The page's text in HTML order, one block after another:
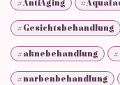
#AntiAging
#Gesichtsbehandlung
#aknebehandlung
#narbenbehandlung